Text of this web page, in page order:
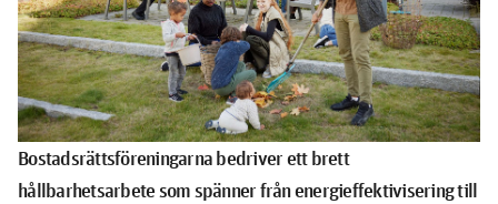
Bostadsrättsföreningarna bedriver ett brett
hållbarhetsarbete som spänner från energieffektivisering till